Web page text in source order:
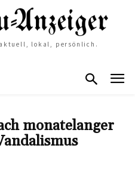
lokal, persönlich.
monatelanger